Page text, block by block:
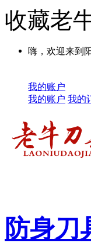
收藏老
嗨，欢迎来到
我的账户
我的账户 我的
防身刀